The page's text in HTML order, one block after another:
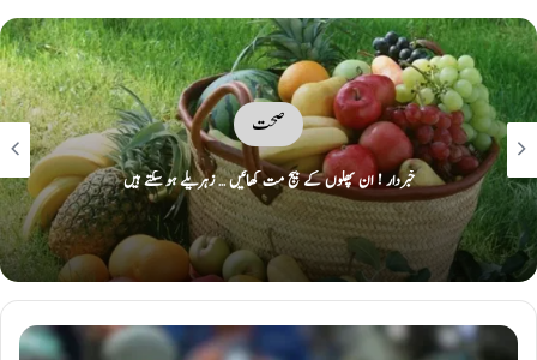
صحت
بے چینی آپ کی صحت پر کیسے اثر انداز ہوتی ہے